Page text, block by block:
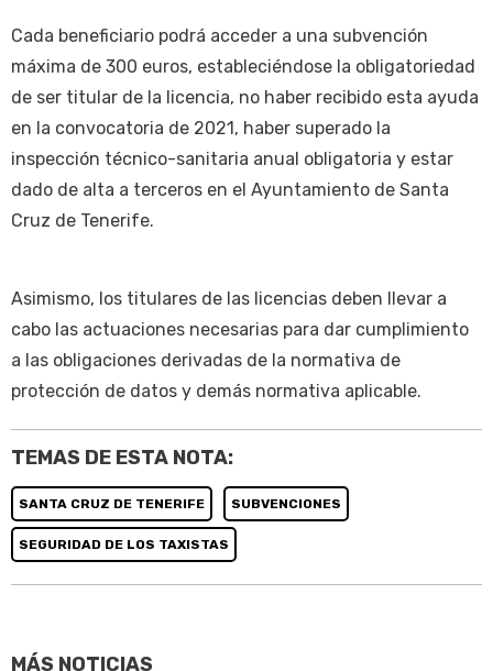
Cada beneficiario podrá acceder a una subvención
máxima de 300 euros, estableciéndose la obligatoriedad
de ser titular de la licencia, no haber recibido esta ayuda
en la convocatoria de 2021, haber superado la
inspección técnico-sanitaria anual obligatoria y estar
dado de alta a terceros en el Ayuntamiento de Santa
Cruz de Tenerife.
Asimismo, los titulares de las licencias deben llevar a
cabo las actuaciones necesarias para dar cumplimiento
a las obligaciones derivadas de la normativa de
protección de datos y demás normativa aplicable.
TEMAS DE ESTA NOTA:
SANTA CRUZ DE TENERIFE SUBVENCIONES
SEGURIDAD DE LOS TAXISTAS
MÁS NOTICIAS